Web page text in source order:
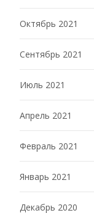
Октябрь 2021
Сентябрь 2021
Июль 2021
Апрель 2021
Февраль 2021
Январь 2021
Декабрь 2020